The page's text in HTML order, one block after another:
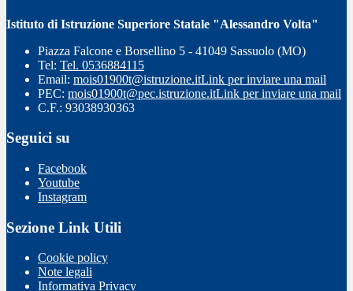
Istituto di Istruzione Superiore Statale "Alessandro Volta"
Piazza Falcone e Borsellino 5 - 41049 Sassuolo (MO)
Tel: Tel. 0536884115
Email: mois01900t@istruzione.itLink per inviare una mail
PEC: mois01900t@pec.istruzione.itLink per inviare una mail
C.F.: 93038930363
Seguici su
Facebook
Youtube
Instagram
Sezione Link Utili
Cookie policy
Note legali
Informativa Privacy